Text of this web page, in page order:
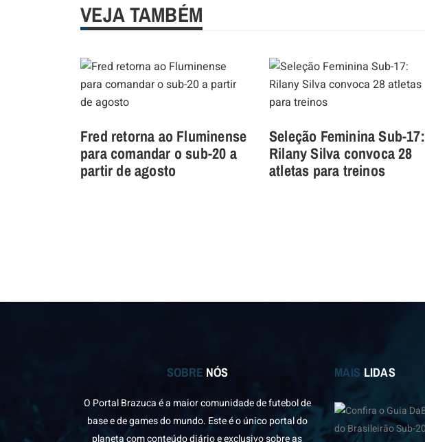
VEJA TAMBÉM
Fred retorna ao Fluminense
para comandar o sub-20 a
partir de agosto
Seleção Feminina Sub-17:
Rilany Silva convoca 28
atletas para treinos
SOBRE NÓS
O Portal Brazuca é a maior comunidade de futebol de
base e de games do mundo. Este é o único portal do
planeta com conteúdo diário e exclusivo sobre as
MAIS LIDAS